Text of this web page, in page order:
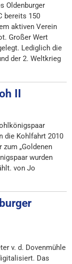
Oldenburger
bereits 150
aktiven Verein
Großer Wert
Lediglich die
der 2. Weltkrieg
II
die Kohlfahrt 2010
„Goldenen
wurden
von Jo
v. d. Dovenmühle
Das